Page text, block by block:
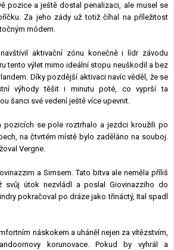
pozice a ještě dostal penalizaci, ale musel se
Za jeho zády už totiž číhal na příležitost
módem.
aktivační zónu konečně i lídr závodu
tento výlet mimo ideální stopu neuškodil a bez
Díky pozdější aktivaci navíc věděl, že se
výhody těšit i minutu poté, co vyprší ta
šanci své vedení ještě více upevnit.
pozicích se pole roztrhalo a jezdci kroužili po
na čtvrtém místě bylo zaděláno na souboj.
Vergne.
a Simsem. Tato bitva ale neměla příliš
svůj útok nezvládl a poslal Giovinazziho do
pokračoval po dráze jako třináctý, Ital spadl
náskokem a uháněl nejen za vítězstvím,
korunovace. Pokud by vyhrál a